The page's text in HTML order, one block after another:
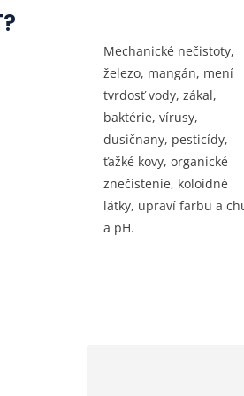
Mechanické nečistoty,
železo, mangán, mení
tvrdosť vody, zákal,
baktérie, vírusy,
dusičnany, pesticídy,
ťažké kovy, organické
znečistenie, koloidné
látky, upraví farbu a
a pH.